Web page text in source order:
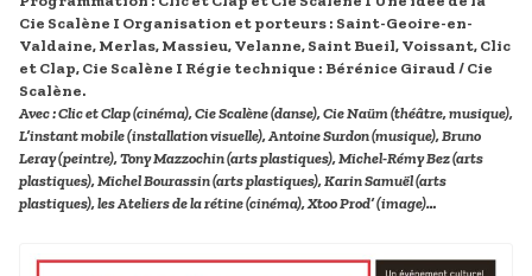
Cie Scalène I Organisation et porteurs : Saint-Geoire-en-
Valdaine, Merlas, Massieu, Velanne, Saint Bueil, Voissant, Clic
et Clap, Cie Scalène I Régie technique : Bérénice Giraud / Cie
Scalène.
Avec : Clic et Clap (cinéma), Cie Scalène (danse), Cie Naüm (théâtre, musique),
L’instant mobile (installation visuelle), Antoine Surdon (musique), Bruno
Leray (peintre), Tony Mazzochin (arts plastiques), Michel-Rémy Bez (arts
plastiques), Michel Bourassin (arts plastiques), Karin Samuël (arts
plastiques), les Ateliers de la rétine (cinéma), Xtoo Prod’ (image)…